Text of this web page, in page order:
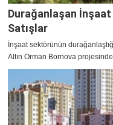
Durağanlaşan
Satışlar
İnşaat sektörünün
Altın Orman Bornova